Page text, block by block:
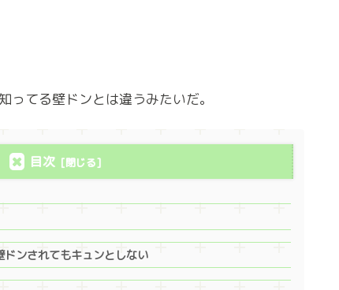
ってる壁ドンとは違うみたいだ。
目次
ンされてもキュンとしない